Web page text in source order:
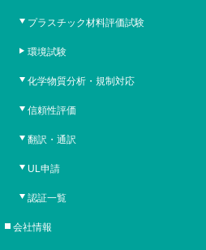
プラスチック材料評価試験
環境試験
化学物質分析・規制対応
信頼性評価
翻訳・通訳
UL申請
認証一覧
会社情報